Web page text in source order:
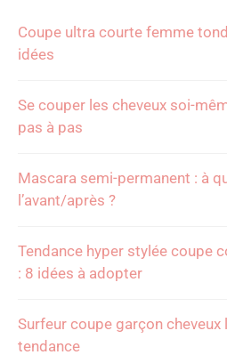
Coupe ultra courte femme
idées
Se couper les cheveux soi-
pas à pas
Mascara semi-permanent : à
l’avant/après ?
Tendance hyper stylée coupe
: 8 idées à adopter
Surfeur coupe garçon cheveux
tendance